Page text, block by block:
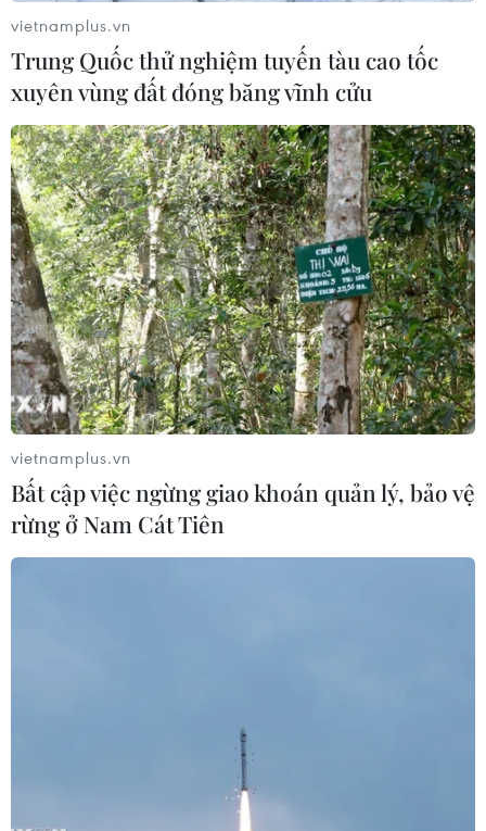
vietnamplus.vn
Trung Quốc thử nghiệm tuyến tàu cao tốc
xuyên vùng đất đóng băng vĩnh cửu
vietnamplus.vn
Bất cập việc ngừng giao khoán quản lý, bảo vệ
rừng ở Nam Cát Tiên